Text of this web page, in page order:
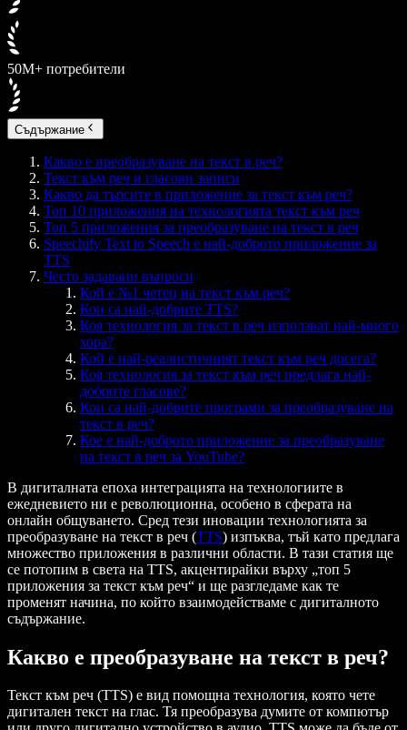
50M+ потребители
Съдържание
Какво е преобразуване на текст в реч?
Текст към реч и гласови записи
Какво да търсите в приложение за текст към реч?
Топ 10 приложения на технологията текст към реч
Топ 5 приложения за преобразуване на текст в реч
Speechify Text to Speech е най-доброто приложение за
TTS
Често задавани въпроси
Кой е №1 четец на текст към реч?
Кои са най-добрите TTS?
Коя технология за текст в реч използват най-много
хора?
Кой е най-реалистичният текст към реч досега?
Коя технология за текст към реч предлага най-
добрите гласове?
Кои са най-добрите програми за преобразуване на
текст в реч?
Кое е най-доброто приложение за преобразуване
на текст в реч за YouTube?
В дигиталната епоха интеграцията на технологиите в
ежедневието ни е революционна, особено в сферата на
онлайн общуването. Сред тези иновации технологията за
преобразуване на текст в реч (TTS) изпъква, тъй като предлага
множество приложения в различни области. В тази статия ще
се потопим в света на TTS, акцентирайки върху „топ 5
приложения за текст към реч“ и ще разгледаме как те
променят начина, по който взаимодействаме с дигиталното
съдържание.
Какво е преобразуване на текст в реч?
Текст към реч (TTS) е вид помощна технология, която чете
дигитален текст на глас. Тя преобразува думите от компютър